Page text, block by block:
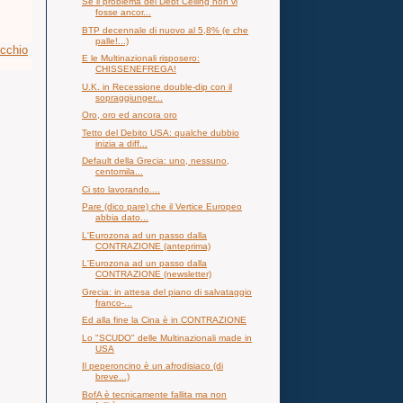
fosse ancor...
BTP decennale di nuovo al 5,8% (e che
palle!...)
E le Multinazionali risposero:
CHISSENEFREGA!
U.K. in Recessione double-dip con il
sopraggiunger...
Oro, oro ed ancora oro
Tetto del Debito USA: qualche dubbio
inizia a diff...
Default della Grecia: uno, nessuno,
centomila...
Ci sto lavorando....
Pare (dico pare) che il Vertice Europeo
abbia dato...
L'Eurozona ad un passo dalla
CONTRAZIONE (anteprima)
L'Eurozona ad un passo dalla
CONTRAZIONE (newsletter)
Grecia: in attesa del piano di salvataggio
franco-...
Ed alla fine la Cina è in CONTRAZIONE
Lo "SCUDO" delle Multinazionali made in
USA
Il peperoncino è un afrodisiaco (di
breve...)
BofA è tecnicamente fallita ma non